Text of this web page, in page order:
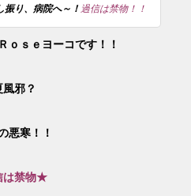
り、病院へ～！過信は禁物！！
ｏｓｅヨーコです！！
風邪？
悪寒！！
は禁物★